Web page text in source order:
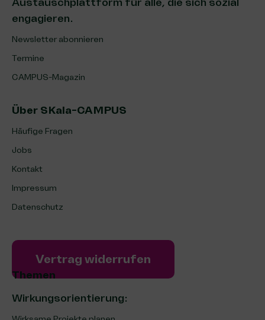
engagieren.
Newsletter abonnieren
Termine
CAMPUS-Magazin
Über SKala-CAMPUS
Häufige Fragen
Jobs
Kontakt
Impressum
Datenschutz
Vertrag widerrufen
Themen
Wirkungsorientierung: